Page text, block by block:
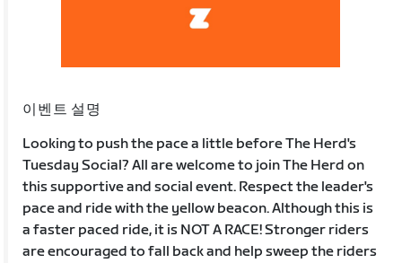
이벤트 설명
Looking to push the pace a little before The Herd's
Tuesday Social? All are welcome to join The Herd on
this supportive and social event. Respect the leader's
pace and ride with the yellow beacon. Although this is
a faster paced ride, it is NOT A RACE! Stronger riders
are encouraged to fall back and help sweep the riders